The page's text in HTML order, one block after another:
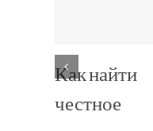
Как найти
честное